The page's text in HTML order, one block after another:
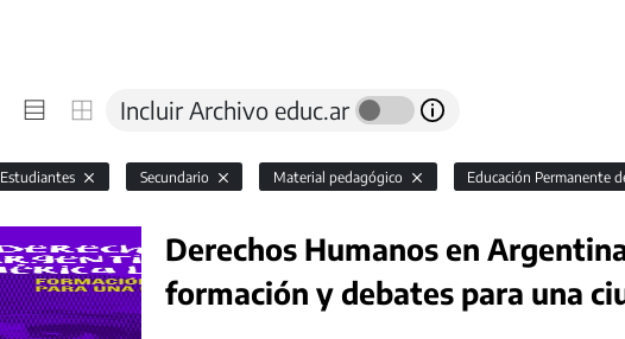
Incluir Archivo educ.ar
Estudiantes Secundario Material pedagógico Educación Permanente
Derechos Humanos en
formación y debates para una